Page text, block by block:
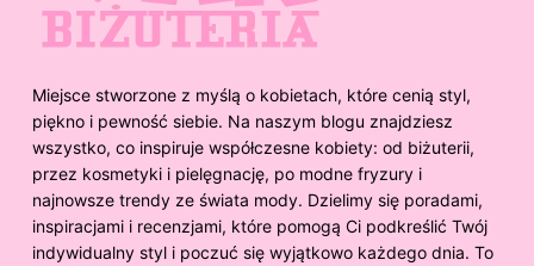
Miejsce stworzone z myślą o kobietach, które cenią styl,
piękno i pewność siebie. Na naszym blogu znajdziesz
wszystko, co inspiruje współczesne kobiety: od biżuterii,
przez kosmetyki i pielęgnację, po modne fryzury i
najnowsze trendy ze świata mody. Dzielimy się poradami,
inspiracjami i recenzjami, które pomogą Ci podkreślić Twój
indywidualny styl i poczuć się wyjątkowo każdego dnia. To